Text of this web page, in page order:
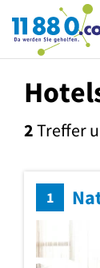
11880.com
2Treffer
1